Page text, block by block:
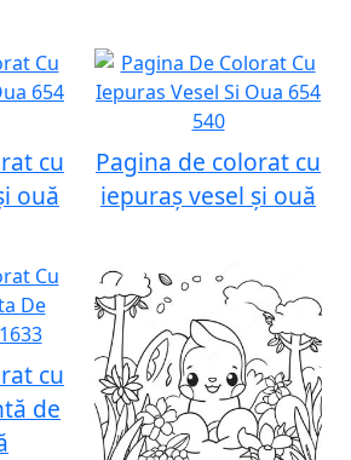
cu
ouă
Pagina de colorat cu
iepuraș vesel și ouă
cu
de